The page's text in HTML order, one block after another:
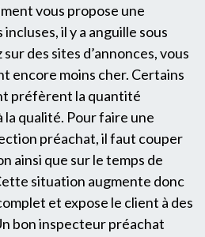
vous propose une
il y a anguille sous
des sites d’annonces, vous
encore moins cher. Certains
préfèrent la quantité
la qualité. Pour faire une
préachat, il faut couper
ainsi que sur le temps de
situation augmente donc
et expose le client à des
bon inspecteur préachat